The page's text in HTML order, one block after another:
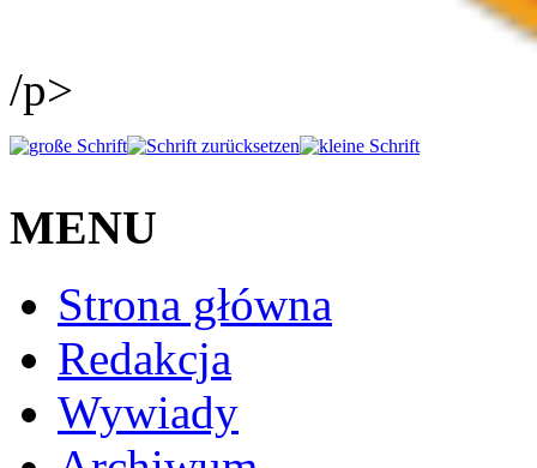
/p>
MENU
Strona główna
Redakcja
Wywiady